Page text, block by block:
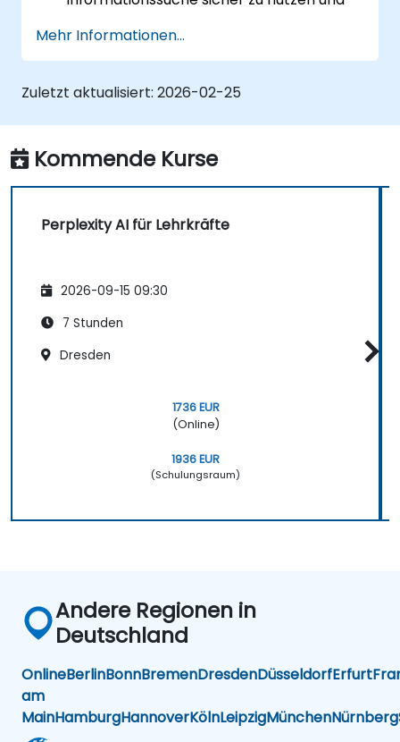
Perplexity AI in verschiedenen realen
Anwendungsszenarien einzusetzen.
Die ethischen Aspekte sowie die
Technologien zu verstehen.
Mehr Informationen...
Zuletzt aktualisiert: 2026-02-25
Kommende Kurse
Perplexity AI für Lehrkräfte
2026-09-15 09:30
7 Stunden
Dresden
1736 EUR
(Online)
1936 EUR
(Schulungsraum)
Andere Regionen in
Deutschland
OnlineBerlinBonnBremenDresdenDüsseldorfErfurt
am
MainHamburgHannoverKölnLeipzigMünchenNürnberg